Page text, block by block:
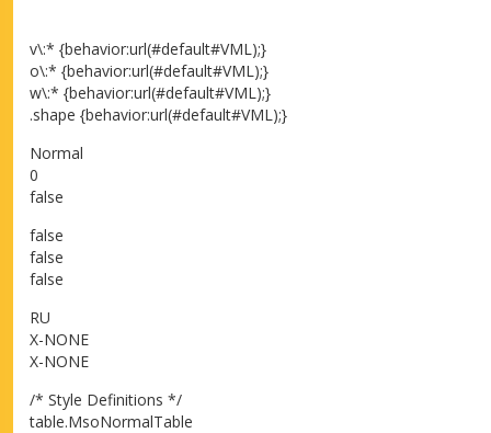
v\:* {behavior:url(#default#VML);}
o\:* {behavior:url(#default#VML);}
w\:* {behavior:url(#default#VML);}
.shape {behavior:url(#default#VML);}
Normal
0
false
false
false
false
RU
X-NONE
X-NONE
/* Style Definitions */
table.MsoNormalTable